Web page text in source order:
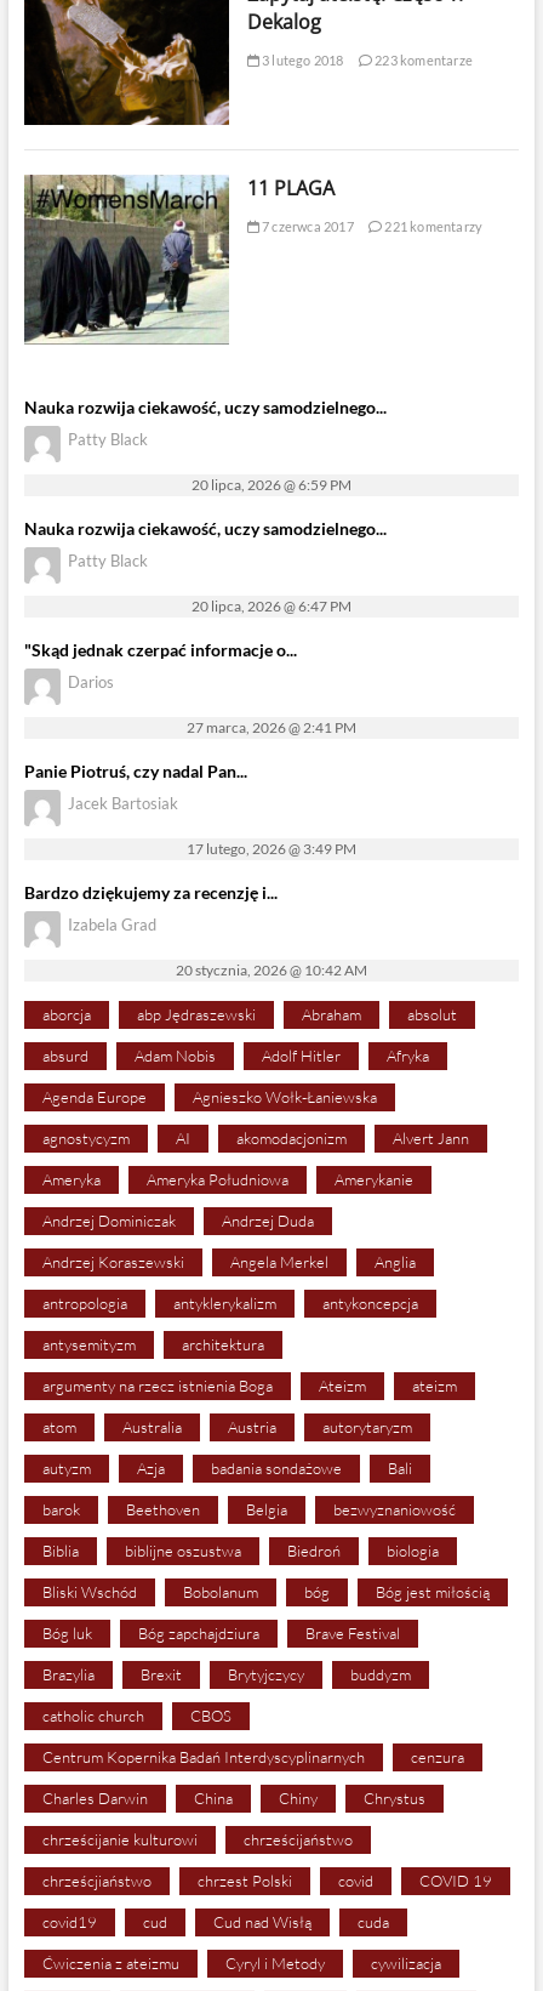
Dekalog
3 lutego 2018 223 komentarze
11 PLAGA
7 czerwca 2017 221 komentarzy
Nauka rozwija ciekawość, uczy samodzielnego...
Patty Black
20 lipca, 2026 @ 6:59 PM
Nauka rozwija ciekawość, uczy samodzielnego...
Patty Black
20 lipca, 2026 @ 6:47 PM
"Skąd jednak czerpać informacje o...
Darios
27 marca, 2026 @ 2:41 PM
Panie Piotruś, czy nadal Pan...
Jacek Bartosiak
17 lutego, 2026 @ 3:49 PM
Bardzo dziękujemy za recenzję i...
Izabela Grad
20 stycznia, 2026 @ 10:42 AM
aborcja abp Jędraszewski Abraham absolut
absurd Adam Nobis Adolf Hitler Afryka
Agenda Europe Agnieszko Wołk-Łaniewska
agnostycyzm AI akomodacjonizm Alvert Jann
Ameryka Ameryka Południowa Amerykanie
Andrzej Dominiczak Andrzej Duda
Andrzej Koraszewski Angela Merkel Anglia
antropologia antyklerykalizm antykoncepcja
antysemityzm architektura
argumenty na rzecz istnienia Boga Ateizm ateizm
atom Australia Austria autorytaryzm
autyzm Azja badania sondażowe Bali
barok Beethoven Belgia bezwyznaniowość
Biblia biblijne oszustwa Biedroń biologia
Bliski Wschód Bobolanum bóg Bóg jest miłością
Bóg luk Bóg zapchajdziura Brave Festival
Brazylia Brexit Brytyjczycy buddyzm
catholic church CBOS
Centrum Kopernika Badań Interdyscyplinarnych cenzura
Charles Darwin China Chiny Chrystus
chrześcijanie kulturowi chrześcijaństwo
chrześcjiaństwo chrzest Polski covid COVID 19
covid19 cud Cud nad Wisłą cuda
Ćwiczenia z ateizmu Cyryl i Metody cywilizacja